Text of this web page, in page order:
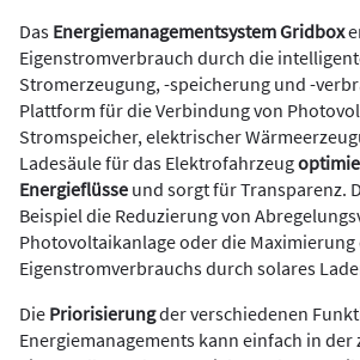
Das Energiemanagementsystem Gridbox
Eigenstromverbrauch durch die
Stromerzeugung, -speicherung und -
Plattform für die Verbindung von
Stromspeicher, elektrischer
Ladesäule für das Elektrofahrzeug
Energieflüsse und sorgt für Transparenz.
Beispiel die Reduzierung von
Photovoltaikanlage oder die Maximierung
Eigenstromverbrauchs durch solares
Die Priorisierungder verschiedenen
Energiemanagements kann einfach in der